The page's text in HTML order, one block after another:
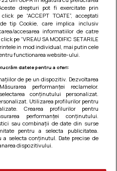
arpagic rosu
drepturi pot fi exercitate prin
click pe “ACCEPT TOATE”, acceptati
tip Cookie, care implica inclusiv
accesarea informatiilor de catre
pe “VREAU SA MODIFIC SETARILE
in mod individual, mai putin cele
functionarea website-ului.
datele pentru a oferi:
de pe un dispozitiv. Dezvoltarea
performanței reclamelor.
conținutului personalizat.
Utilizarea profilurilor pentru
Crearea profilurilor pentru
performanței conținutului.
sau combinații de date din surse
pentru a selecta publicitatea.
selecta conținutul. Date precise de
dispozitivului.